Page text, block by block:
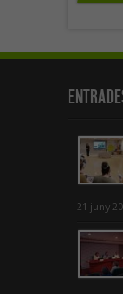
21 juny